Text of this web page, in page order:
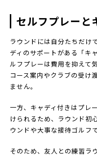
セルフプレーと
ラウンドには自分たちだけ
ディのサポートがある「キ
ルフプレーは費用を抑えて
コース案内やクラブの受け
ません。
一方、キャディ付きはプレ
けられるため、ラウンド初
ウンドや大事な接待ゴルフ
そのため、友人との練習ラ